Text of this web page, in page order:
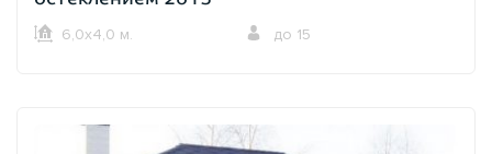
6,0х4,0 м. до 15